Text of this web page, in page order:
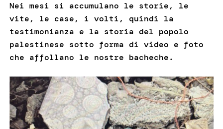
Nei mesi si accumulano le storie, le
vite, le case, i volti, quindi la
testimonianza e la storia del popolo
palestinese sotto forma di video e foto
che affollano le nostre bacheche.